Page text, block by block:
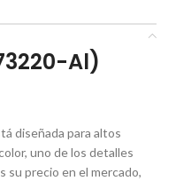
Al)
diseñada para altos
uno de los detalles
precio en el mercado,